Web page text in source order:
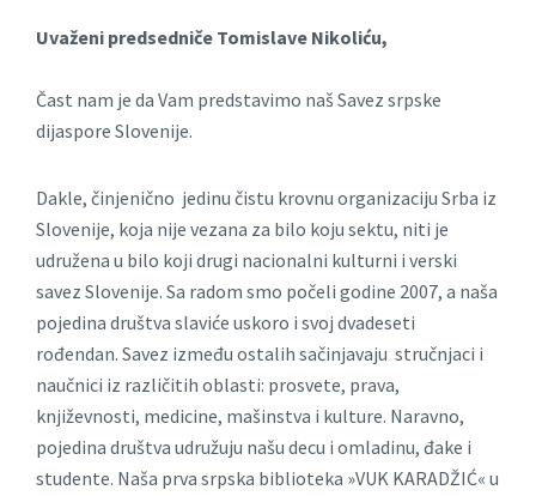
Uvaženi predsedniče Tomislave Nikoliću,
Čast nam je da Vam predstavimo naš Savez srpske
dijaspore Slovenije.
Dakle, činjenično jedinu čistu krovnu organizaciju Srba iz
Slovenije, koja nije vezana za bilo koju sektu, niti je
udružena u bilo koji drugi nacionalni kulturni i verski
savez Slovenije. Sa radom smo počeli godine 2007, a naša
pojedina društva slaviće uskoro i svoj dvadeseti
rođendan. Savez između ostalih sačinjavaju stručnjaci i
naučnici iz različitih oblasti: prosvete, prava,
književnosti, medicine, mašinstva i kulture. Naravno,
pojedina društva udružuju našu decu i omladinu, đake i
studente. Naša prva srpska biblioteka »VUK KARADŽIĆ« u